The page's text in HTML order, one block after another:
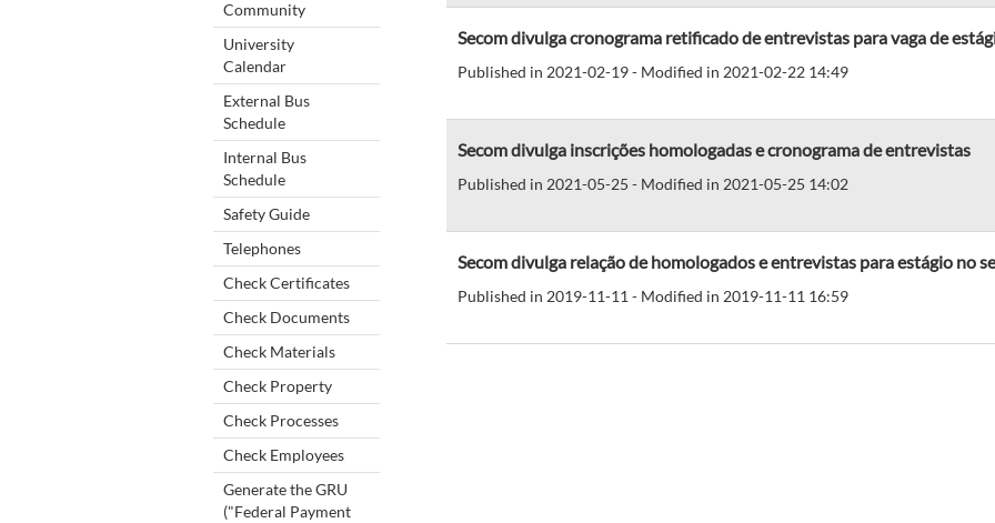
Community
University
Calendar
External Bus
Schedule
Internal Bus
Schedule
Safety Guide
Telephones
Check Certificates
Check Documents
Check Materials
Check Property
Check Processes
Check Employees
Generate the GRU
("Federal Payment
Secom divulga cronograma retificado de entrevistas para vaga de
Published in 2021-02-19 - Modified in 2021-02-22 14:49
Secom divulga inscrições homologadas e cronograma de entrevistas
Published in 2021-05-25 - Modified in 2021-05-25 14:02
Secom divulga relação de homologados e entrevistas para estágio no
Published in 2019-11-11 - Modified in 2019-11-11 16:59